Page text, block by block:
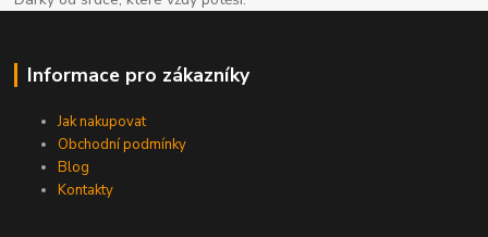
Informace pro zákazníky
Jak nakupovat
Obchodní podmínky
Blog
Kontakty